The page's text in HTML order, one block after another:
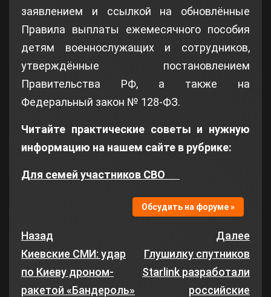
заявлением и ссылкой на обновлённые
Правила выплаты ежемесячного пособия
детям военнослужащих и сотрудников,
утверждённые постановлением
Правительства РФ, а также на
Федеральный закон № 128‑ФЗ.
Читайте практические советы и нужную
информацию на нашем сайте в рубрике:
Для семей участников СВО
Обсудить на форуме »
Назад
Киевские СМИ: удар
по Киеву дроном-
ракетой «Бандероль»
Далее
Глушилку спутников
Starlink разработали
российские